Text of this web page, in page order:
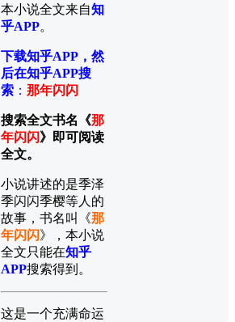
本小说全文来自知
乎APP。
下载知乎APP，然
后在知乎APP搜
索 ： 那年闪闪
搜索全文书名《那
年闪闪》即可阅读
全文。
小说讲述的是季泽
季闪闪季樱等人的
故事，书名叫《那
年闪闪》，本小说
全文只能在知乎
APP搜索得到。
这是一个充满命运